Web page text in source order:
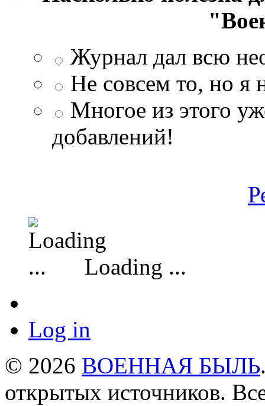
Журнал дал всю
Не совсем то, но я
Многое из этого
добавлений!
Loading ...
Log in
© 2026 ВОЕННАЯ БЫЛЬ
открытых источников.